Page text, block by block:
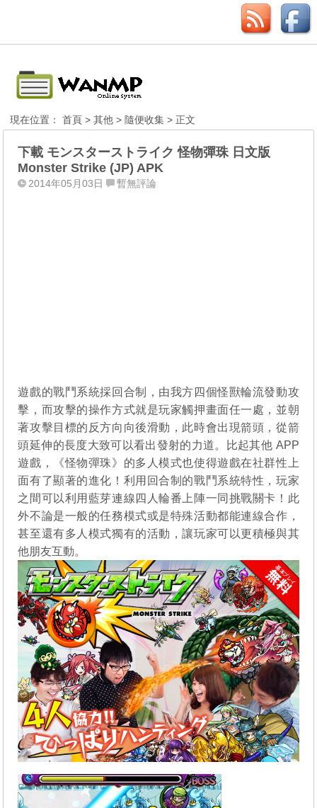
現在位置：首頁 >其他 > 隨便收集 > 正文
下載 モンスターストライク 怪物彈珠 日文版
Monster Strike (JP) APK
2014年05月03日 暫無評論
遊戲的戰鬥系統採回合制，由我方四個怪獸輪流發動攻
擊，而攻擊的操作方式就是玩家觸押畫面任一處，並朝
著攻擊目標的反方向向後滑動，此時會出現箭頭，從箭
頭延伸的長度大致可以看出發射的力道。比起其他 APP
遊戲，《怪物彈珠》的多人模式也使得遊戲在社群性上
面有了顯著的進化！利用回合制的戰鬥系統特性，玩家
之間可以利用藍芽連線四人輪番上陣一同挑戰關卡！此
外不論是一般的任務模式或是特殊活動都能連線合作，
甚至還有多人模式獨有的活動，讓玩家可以更積極與其
他朋友互動。